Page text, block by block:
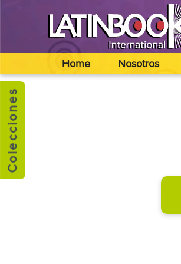
Home Nosotros